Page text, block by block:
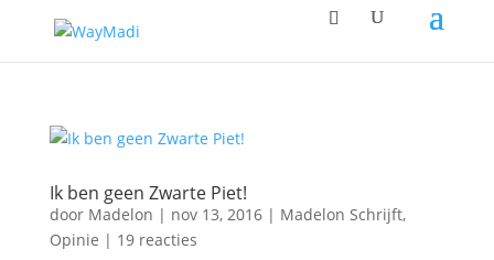
Ik ben geen Zwarte Piet!
door Madelon | nov 13, 2016| Madelon Schrijft,
Opinie | 19 reacties